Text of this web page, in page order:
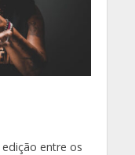
edição entre os